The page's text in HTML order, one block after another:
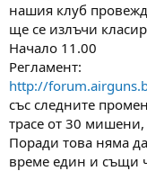
нашия клуб
ще се излъчи
Начало 11.00
Регламент:
http://
със следните
трасе от 30
Поради това няма
време един и същи